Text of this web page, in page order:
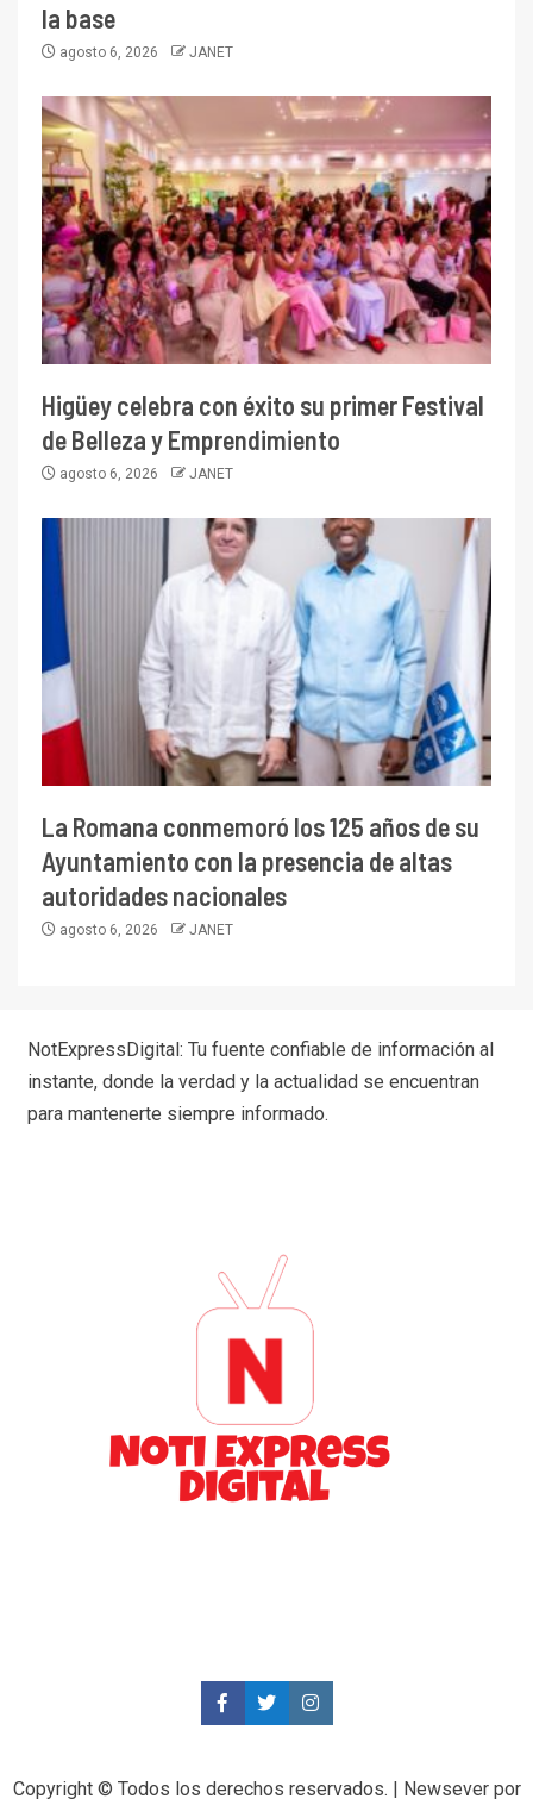
la base
agosto 6, 2026 JANET
Higüey celebra con éxito su primer Festival
de Belleza y Emprendimiento
agosto 6, 2026 JANET
La Romana conmemoró los 125 años de su
Ayuntamiento con la presencia de altas
autoridades nacionales
agosto 6, 2026 JANET
NotExpressDigital: Tu fuente confiable de información al
instante, donde la verdad y la actualidad se encuentran
para mantenerte siempre informado.
Copyright © Todos los derechos reservados. | Newseverpor